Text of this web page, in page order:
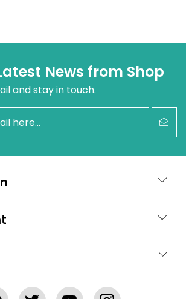
News from Shop
and stay in touch.